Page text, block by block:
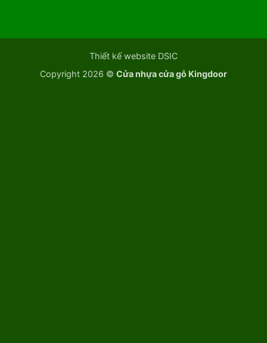
Thiết kế website DSIC
Copyright 2026 © Cửa nhựa cửa gỗ Kingdoor